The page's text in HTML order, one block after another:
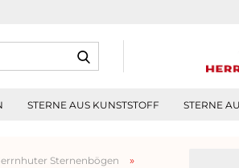
STERNE AUS KUNSTSTOFF STERNE
Sternenbögen »